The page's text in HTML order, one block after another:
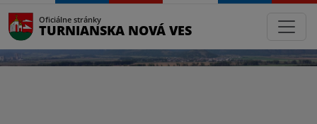
Oficiálne stránky
TURNIANSKA NOVÁ VES